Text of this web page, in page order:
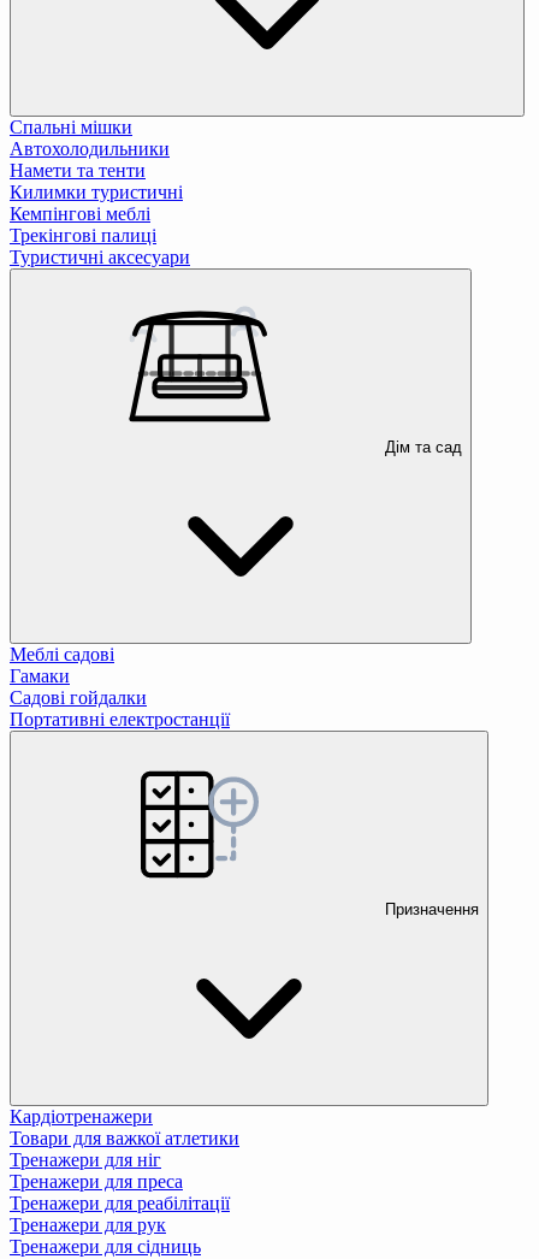
Спальні мішки
Автохолодильники
Намети та тенти
Килимки туристичні
Кемпінгові меблі
Трекінгові палиці
Туристичні аксесуари
Дім та сад
Меблі садові
Гамаки
Садові гойдалки
Портативні електростанції
Призначення
Кардіотренажери
Товари для важкої атлетики
Тренажери для ніг
Тренажери для преса
Тренажери для реабілітації
Тренажери для рук
Тренажери для сідниць